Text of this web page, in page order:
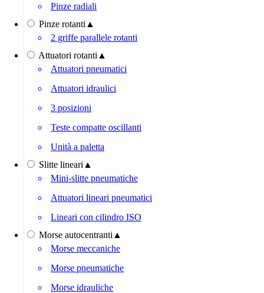
Pinze radiali
Pinze rotanti ▲
2 griffe parallele rotanti
Attuatori rotanti ▲
Attuatori pneumatici
Attuatori idraulici
3 posizioni
Teste compatte oscillanti
Unità a paletta
Slitte lineari ▲
Mini-slitte pneumatiche
Attuatori lineari pneumatici
Lineari con cilindro ISO
Morse autocentranti ▲
Morse meccaniche
Morse pneumatiche
Morse idrauliche